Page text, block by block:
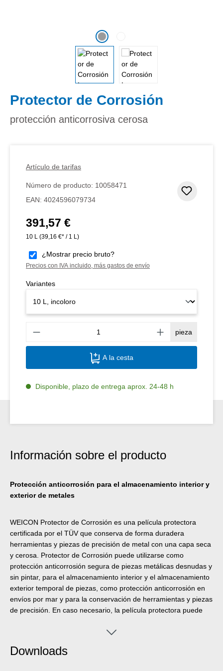
Protector de Corrosión
protección anticorrosiva cerosa
Artículo de tarifas
Número de producto: 10058471
EAN: 4024596079734
Precio normal:
391,57 €
10 L (39,16 €* / 1 L)
¿Mostrar precio bruto?
Precios con IVA incluido, más gastos de envío
Variantes
pieza
A la cesta
Disponible, plazo de entrega aprox. 24-48 h
Información sobre el producto
Protección anticorrosión para el almacenamiento interior y
exterior de metales
WEICON Protector de Corrosión es una película protectora
certificada por el TÜV que conserva de forma duradera
herramientas y piezas de precisión de metal con una capa seca
y cerosa. Protector de Corrosión puede utilizarse como
protección anticorrosión segura de piezas metálicas desnudas y
sin pintar, para el almacenamiento interior y el almacenamiento
exterior temporal de piezas, como protección anticorrosión en
envíos por mar y para la conservación de herramientas y piezas
de precisión. En caso necesario, la película protectora puede
Downloads